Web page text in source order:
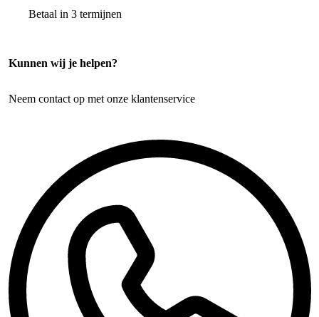
Betaal in 3 termijnen
Kunnen wij je helpen?
Neem contact op met onze klantenservice